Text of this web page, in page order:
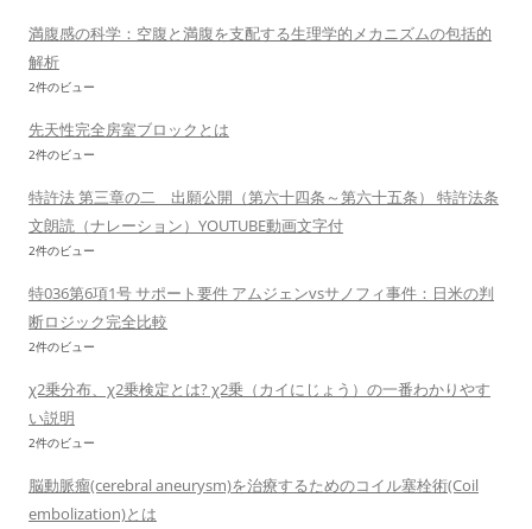
満腹感の科学：空腹と満腹を支配する生理学的メカニズムの包括的
解析
2件のビュー
先天性完全房室ブロックとは
2件のビュー
特許法 第三章の二 出願公開（第六十四条～第六十五条） 特許法条
文朗読（ナレーション）YOUTUBE動画文字付
2件のビュー
特036第6項1号 サポート要件 アムジェンvsサノフィ事件：日米の判
断ロジック完全比較
2件のビュー
χ2乗分布、χ2乗検定とは? χ2乗（カイにじょう）の一番わかりやす
い説明
2件のビュー
脳動脈瘤(cerebral aneurysm)を治療するためのコイル塞栓術(Coil
embolization)とは